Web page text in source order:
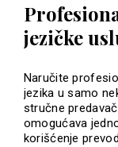
jezičke
Naručite
jezika u samo
stručne
omogućava
korišćenje